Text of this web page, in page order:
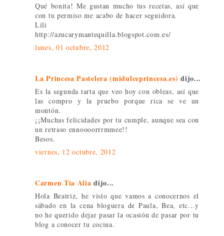
Qué bonita! Me gustan mucho tus recetas, así que
con tu permiso me acabo de hacer seguidora.
Lili
http://azucarymantequilla.blogspot.com.es/
lunes, 01 octubre, 2012
La Princesa Pastelera (midulceprincesa.es) dijo...
Es la segunda tarta que veo hoy con obleas, así que
las compro y la pruebo porque rica se ve un
montón.
¡¡Muchas felicidades por tu cumple, aunque sea con
un retraso ennoooorrrmmee!!
Besos.
viernes, 12 octubre, 2012
Carmen Tía Alia dijo...
Hola Beatriz, he visto que vamos a conocernos el
sábado en la cena bloguera de Paula, Bea, etc...y
no he querido dejar pasar la ocasión de pasar por tu
blog a conocer tu cocina.